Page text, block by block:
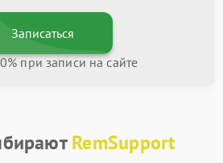
Записаться
при записи на сайте
RemSupport